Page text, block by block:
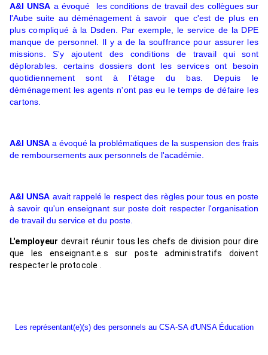
A&I UNSA a évoqué les conditions de travail des collègues sur
l'Aube suite au déménagement à savoir que c'est de plus en
plus compliqué à la Dsden. Par exemple, le service de la DPE
manque de personnel. Il y a de la souffrance pour assurer les
missions. S'y ajoutent des conditions de travail qui sont
déplorables. certains dossiers dont les services ont besoin
quotidiennement sont à l'étage du bas. Depuis le
déménagement les agents n'ont pas eu le temps de défaire les
cartons.
A&I UNSA a évoqué la problématiques de la suspension des frais
de remboursements aux personnels de l'académie.
A&I UNSA avait rappelé le respect des règles pour tous en poste
à savoir qu'un enseignant sur poste doit respecter l'organisation
de travail du service et du poste.
L'employeur devrait réunir tous les chefs de division pour dire
que les enseignant.e.s sur poste administratifs doivent
respecter le protocole .
Les représentant(e)(s) des personnels au CSA-SA d'UNSA Éducation